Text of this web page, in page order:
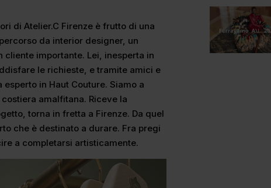
di Atelier.C Firenze è frutto di una
da interior designer, un
importante. Lei, inesperta in
le richieste, e tramite amici e
in Haut Couture. Siamo a
amalfitana. Riceve la
torna in fretta a Firenze. Da quel
che è destinato a durare. Fra pregi
a completarsi artisticamente.